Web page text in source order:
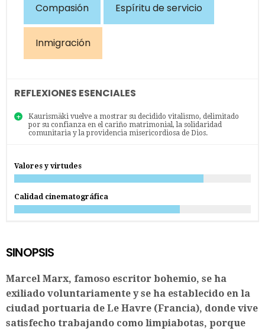
Compasión Espíritu de servicio
Inmigración
REFLEXIONES ESENCIALES
Kaurismäki vuelve a mostrar su decidido vitalismo, delimitado
por su confianza en el cariño matrimonial, la solidaridad
comunitaria y la providencia misericordiosa de Dios.
Valores y virtudes
Calidad cinematográfica
SINOPSIS
Marcel Marx, famoso escritor bohemio, se ha
exiliado voluntariamente y se ha establecido en la
ciudad portuaria de Le Havre (Francia), donde vive
satisfecho trabajando como limpiabotas, porque